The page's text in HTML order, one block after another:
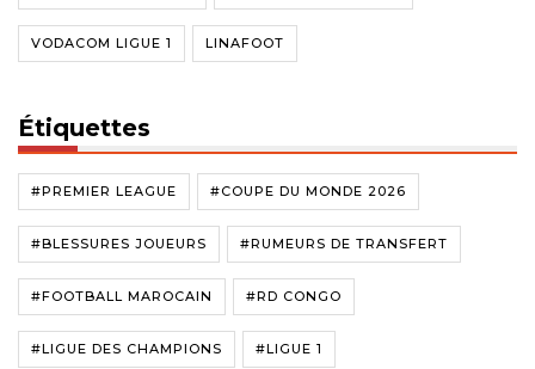
VODACOM LIGUE 1 LINAFOOT
Étiquettes
#PREMIER LEAGUE #COUPE DU MONDE 2026
#BLESSURES JOUEURS #RUMEURS DE TRANSFERT
#FOOTBALL MAROCAIN #RD CONGO
#LIGUE DES CHAMPIONS #LIGUE 1